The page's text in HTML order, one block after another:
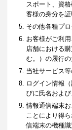
スポート、資
客様の身分を
その他各種プ
お客様がご利
店舗における
む。）の履行
当社サービス
ログイン情報
びに氏名および
情報通信端末
ことにより得
信端末の機種